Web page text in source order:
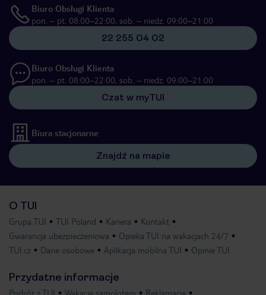
Biuro Obsługi Klienta
pon. – pt. 08:00–22:00, sob. – niedz. 09:00–21:00
22 255 04 02
Biuro Obsługi Klienta
pon. – pt. 08:00–22:00, sob. – niedz. 09:00–21:00
Czat w myTUI
Biura stacjonarne
Znajdź na mapie
O TUI
Grupa TUI TUI Poland Kariera
Kontakt
Gwarancja ubezpieczeniowa
Opieka TUI na wakacjach 24/7
TUI.cz
Dane osobowe Aplikacja mobilna TUI Opinie TUI
Przydatne informacje
Podróż z TUI Wakacje samolotem Reklamacje